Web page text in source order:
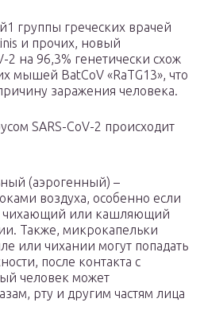
группы греческих врачей
и прочих, новый
2 на 96,3% генетически схож
мышей BatCoV «RaTG13», что
заражения человека.
SARS-CoV-2 происходит
(аэрогенный) –
воздуха, особенно если
чихающий или кашляющий
Также, микрокапельки
или чихании могут попадать
после контакта с
человек может
рту и другим частям лица